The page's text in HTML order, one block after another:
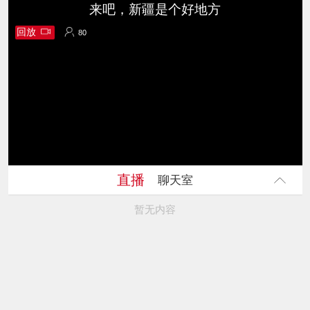
回放 80
来吧，新疆是个好地方
直播 聊天室
暂无内容